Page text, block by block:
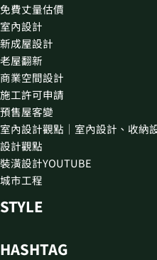
免費丈量估價
室內設計
新成屋設計
老屋翻新
商業空間設計
施工許可申請
預售屋客變
室內設計觀點｜室內設計、收納
設計觀點
裝潢設計YOUTUBE
城市工程
STYLE
HASHTAG